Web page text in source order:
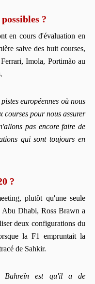
?
en cours d'évaluation en
salve des huit courses,
Imola, Portimão au
européennes où nous
courses pour nous assurer
pas encore faire de
qui sont toujours en
?
plutôt qu'une seule
Abu Dhabi, Ross Brawn a
deux configurations du
la F1 empruntait la
de Sahkir.
Bahreïn est qu'il a de